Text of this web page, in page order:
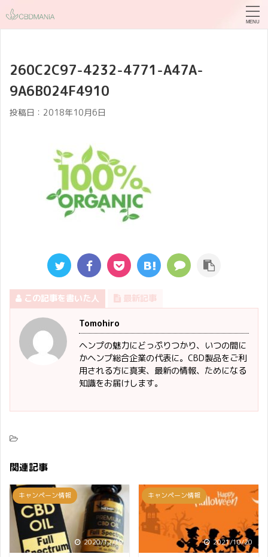
260C2C97-4232-4771-A47A-
9A6B024F4910
投稿日： 2018年10月6日
この記事を書いた人 最新記事
Tomohiro
ヘンプの魅力にどっぷりつかり、いつの間に
かヘンプ総合企業の代表に。CBD製品をご利
用される方に真実、最新の情報、ためになる
知識をお届けします。
関連記事
キャンペーン情報
2020/12/19
キャンペーン情報
2021/10/20